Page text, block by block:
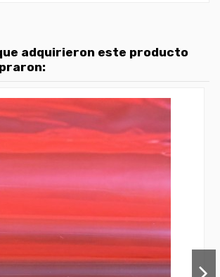
adquirieron este producto